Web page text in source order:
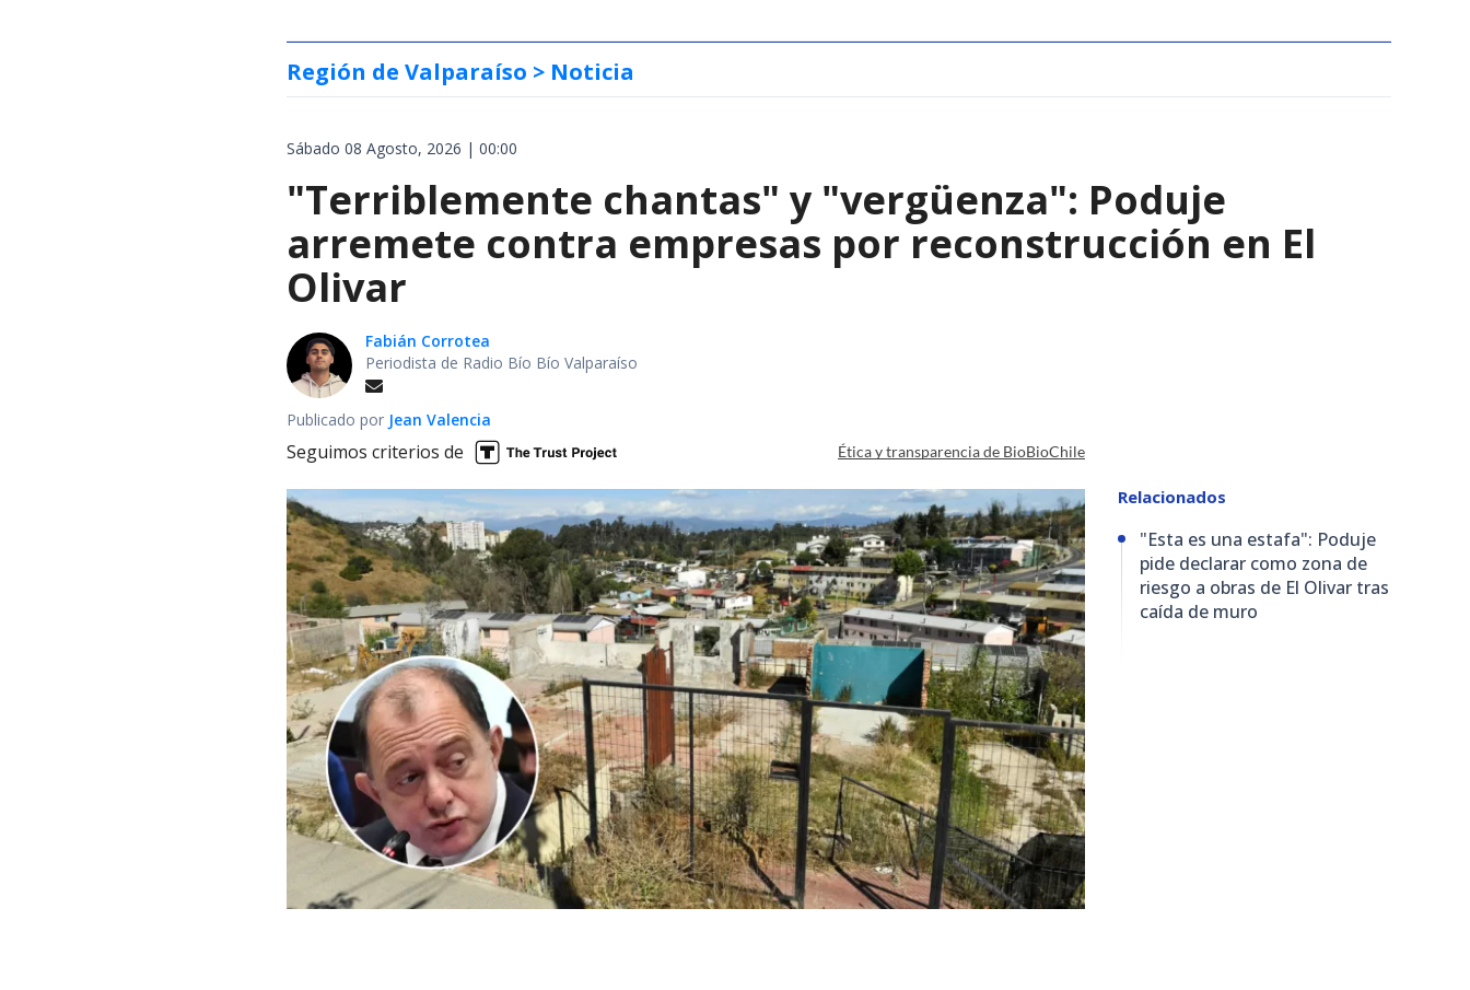
Región de Valparaíso > Noticia
Sábado 08 Agosto, 2026 | 00:00
"Terriblemente chantas" y "vergüenza": Poduje
arremete contra empresas por reconstrucción en El
Olivar
Fabián Corrotea
Periodista de Radio Bío Bío Valparaíso
Publicado por Jean Valencia
Seguimos criterios de Ética y transparencia de BioBioChile
Relacionados
"Esta es una estafa": Poduje
pide declarar como zona de
riesgo a obras de El Olivar tras
caída de muro